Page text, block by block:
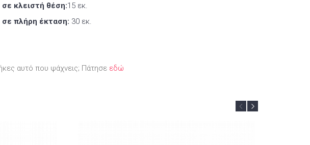
κλειστή θέση:15 εκ.
πλήρη έκταση: 30 εκ.
αυτό που ψάχνεις; Πάτησε εδώ